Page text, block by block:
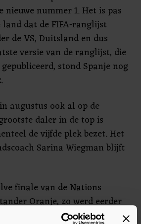
nieuwe nummer 1. Het is pas
dat de FIFA-ranglijst
de VS, Duitsland en dus
versie van de ranglijst, die
stond Spanje nog
augustus ook al op de
daler in de top is
de vijfde plek bezet. Het
Sarina Wiegman blijft
finale van de Nations
Oranje, zo werd eerder
bij de loting.